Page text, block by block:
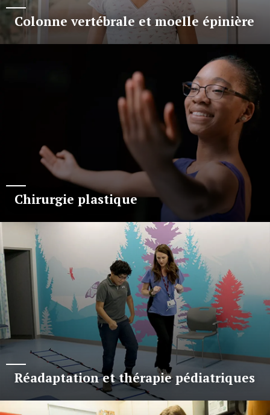
Colonne vertébrale et moelle épinière
Chirurgie plastique
Réadaptation et thérapie pédiatriques